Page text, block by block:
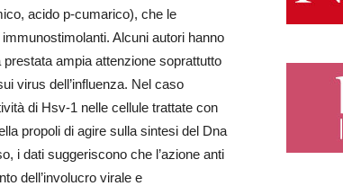
acido p-cumarico), che le
Alcuni autori hanno
ampia attenzione soprattutto
virus dell’influenza. Nel caso
di Hsv-1 nelle cellule trattate con
propoli di agire sulla sintesi del Dna
i dati suggeriscono che l’azione anti
dell’involucro virale e